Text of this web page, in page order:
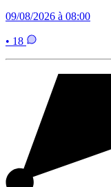
09/08/2026 à 08:00
• 18